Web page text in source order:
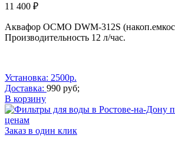
11 400 ₽
Аквафор ОСМО DWM-312S
Производительность 12 л/час.
Установка: 2500р.
Доставка: 990 руб;
В корзину
Заказ в один клик